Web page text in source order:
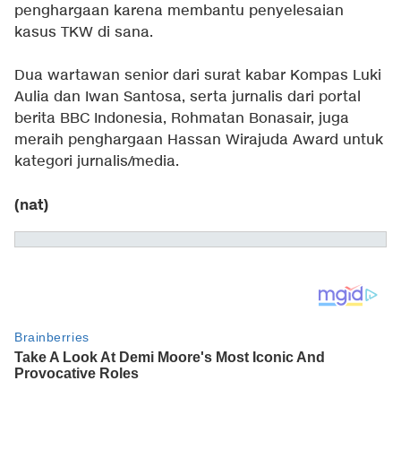
penghargaan karena membantu penyelesaian
kasus TKW di sana.
Dua wartawan senior dari surat kabar Kompas Luki
Aulia dan Iwan Santosa, serta jurnalis dari portal
berita BBC Indonesia, Rohmatan Bonasair, juga
meraih penghargaan Hassan Wirajuda Award untuk
kategori jurnalis/media.
(nat)